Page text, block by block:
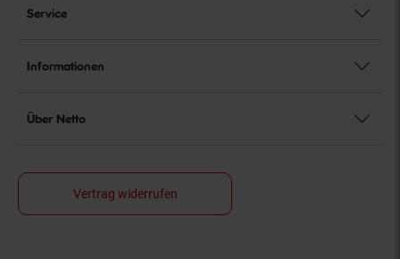
Service
Informationen
Über Netto
Vertrag widerrufen